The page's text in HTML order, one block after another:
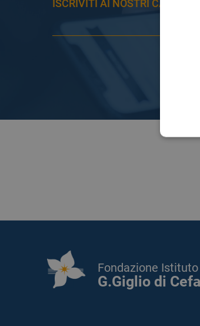
ISCRIVITI AI NOSTRI CANALI
Fondazione Istituto
G.Giglio di